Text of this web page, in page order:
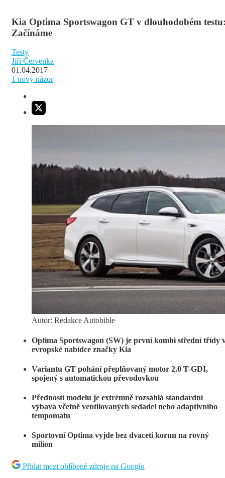
Kia Optima Sportswagon GT v dlouhodobém
Začínáme
Testy
Jiří Červenka
01.04.2017
1 nový názor
Autor: Redakce Autobible
Optima Sportswagon (SW) je první kombi střední třídy
evropské nabídce značky Kia
Variantu GT pohání přeplňovaný motor 2.0 T-GDI,
spojený s automatickou převodovkou
Předností modelu je extrémně rozsáhlá standardní
výbava včetně ventilovaných sedadel nebo adaptivního
tempomatu
Sportovní Optima vyjde bez dvaceti korun na rovný
milion
Přidat mezi oblíbené zdroje na Googlu